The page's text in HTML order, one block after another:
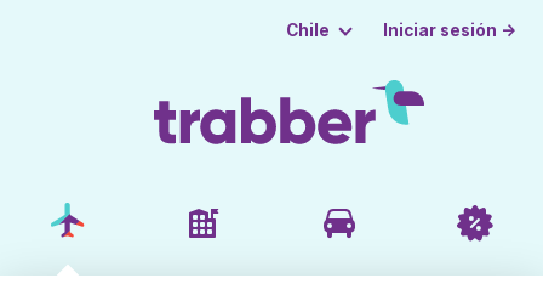
Chile Iniciar sesión →